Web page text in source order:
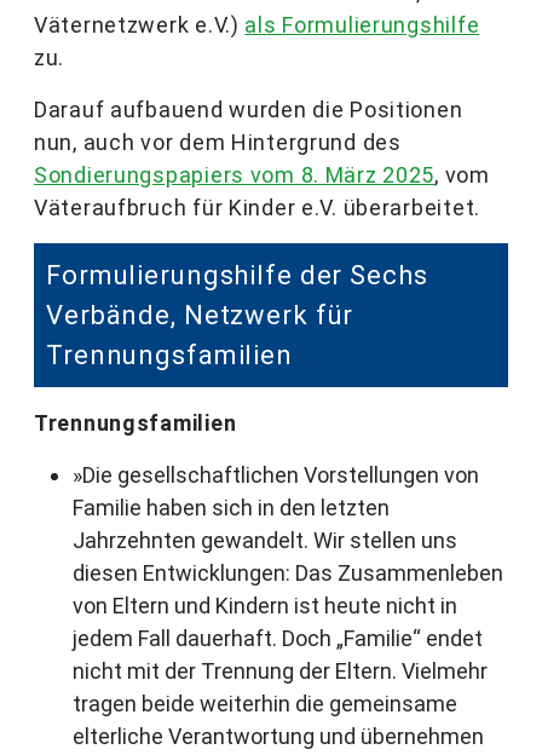
Väternetzwerk e.V.) als Formulierungshilfe
zu.
Darauf aufbauend wurden die Positionen
nun, auch vor dem Hintergrund des
Sondierungspapiers vom 8. März 2025, vom
Väteraufbruch für Kinder e.V. überarbeitet.
Formulierungshilfe der Sechs
Verbände, Netzwerk für
Trennungsfamilien
Trennungsfamilien
»Die gesellschaftlichen Vorstellungen von
Familie haben sich in den letzten
Jahrzehnten gewandelt. Wir stellen uns
diesen Entwicklungen: Das Zusammenleben
von Eltern und Kindern ist heute nicht in
jedem Fall dauerhaft. Doch „Familie“ endet
nicht mit der Trennung der Eltern. Vielmehr
tragen beide weiterhin die gemeinsame
elterliche Verantwortung und übernehmen